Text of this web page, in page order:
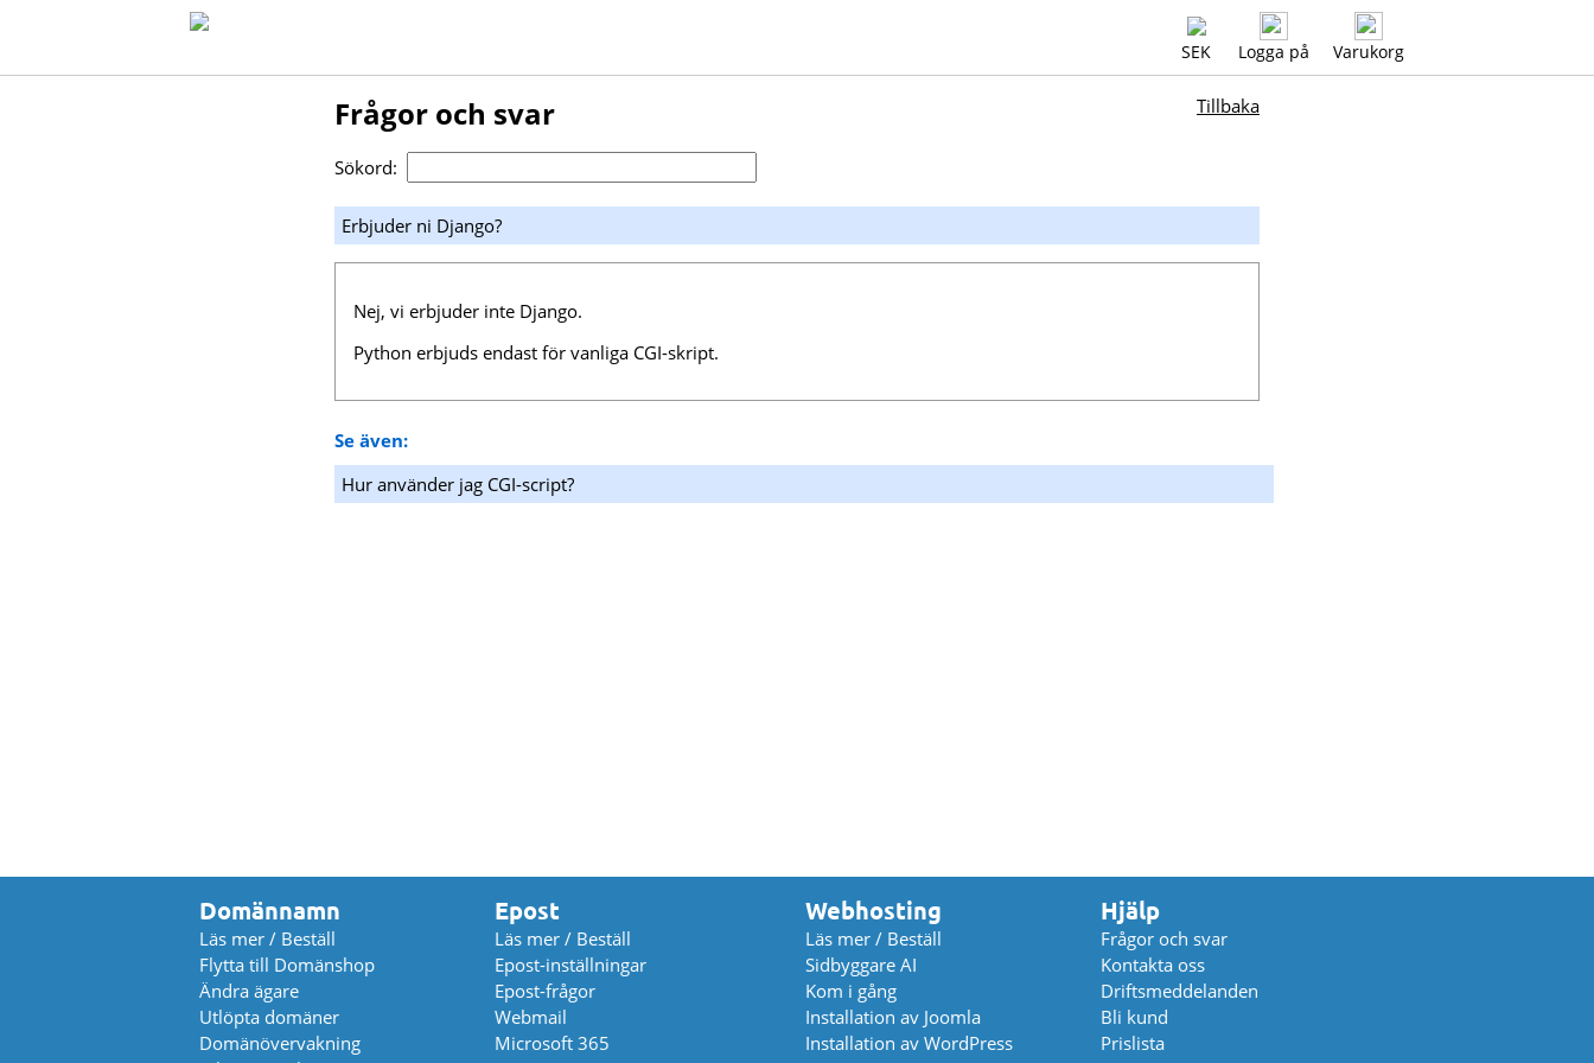
SEK Logga på Varukorg
Frågor och svar Tillbaka
Sökord:
Erbjuder ni Django?
Nej, vi erbjuder inte Django.
Python erbjuds endast för vanliga CGI-skript.
Se även:
Hur använder jag CGI-script?
Domännamn
Läs mer / Beställ
Flytta till Domänshop
Ändra ägare
Utlöpta domäner
Domänövervakning
Epost
Läs mer / Beställ
Epost-inställningar
Epost-frågor
Webmail
Microsoft 365
Webhosting
Läs mer / Beställ
Sidbyggare AI
Kom i gång
Installation av Joomla
Installation av WordPress
Hjälp
Frågor och svar
Kontakta oss
Driftsmeddelanden
Bli kund
Prislista